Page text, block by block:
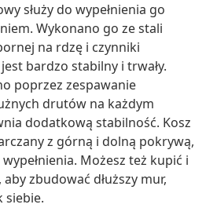
służy do wypełnienia go
Wykonano go ze stali
na rdzę i czynniki
bardzo stabilny i trwały.
poprzez zespawanie
drutów na każdym
dodatkową stabilność. Kosz
z górną i dolną pokrywą,
Możesz też kupić i
zbudować dłuższy mur,
siebie.